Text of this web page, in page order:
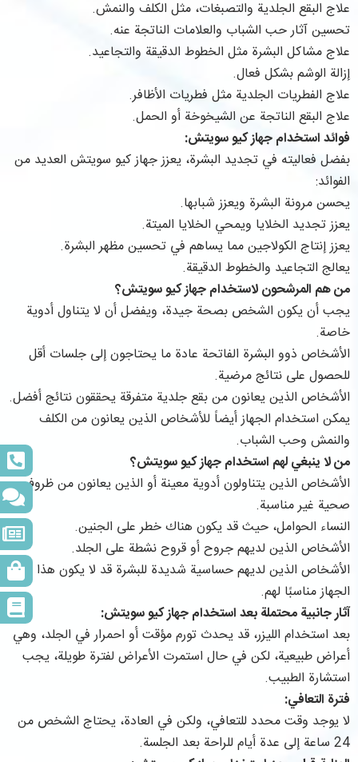
علاج البقع الجلدية والتصبغات، مثل الكلف والنمش.
تحسين آثار حب الشباب والعلامات الناتجة عنه.
علاج مشاكل البشرة مثل الخطوط الدقيقة والتجاعيد.
إزالة الوشم بشكل فعال.
علاج الفطريات الجلدية مثل فطريات الأظافر.
علاج البقع الناتجة عن الشيخوخة أو الحمل.
فوائد استخدام جهاز كيو سويتش:
بفضل فعاليته في تجديد البشرة، يعزز جهاز كيو سويتش العديد من
الفوائد:
يحسن مرونة البشرة ويعزز شبابها.
يعزز تجديد الخلايا ويمحي الخلايا الميتة.
يعزز إنتاج الكولاجين مما يساهم في تحسين مظهر البشرة.
يعالج التجاعيد والخطوط الدقيقة.
من هم المرشحون لاستخدام جهاز كيو سويتش؟
يجب أن يكون الشخص بصحة جيدة، ويفضل أن لا يتناول أدوية
خاصة.
الأشخاص ذوو البشرة الفاتحة عادة ما يحتاجون إلى جلسات أقل
للحصول على نتائج مرضية.
الأشخاص الذين يعانون من بقع جلدية متفرقة يحققون نتائج أفضل.
يمكن استخدام الجهاز أيضاً للأشخاص الذين يعانون من الكلف
والنمش وحب الشباب.
من لا ينبغي لهم استخدام جهاز كيو سويتش؟
الأشخاص الذين يتناولون أدوية معينة أو الذين يعانون من ظروف
صحية غير مناسبة.
النساء الحوامل، حيث قد يكون هناك خطر على الجنين.
الأشخاص الذين لديهم جروح أو قروح نشطة على الجلد.
الأشخاص الذين لديهم حساسية شديدة للبشرة قد لا يكون هذا
الجهاز مناسبًا لهم.
آثار جانبية محتملة بعد استخدام جهاز كيو سويتش:
بعد استخدام الليزر، قد يحدث تورم مؤقت أو احمرار في الجلد، وهي
أعراض طبيعية، لكن في حال استمرت الأعراض لفترة طويلة، يجب
استشارة الطبيب.
فترة التعافي:
لا يوجد وقت محدد للتعافي، ولكن في العادة، يحتاج الشخص من
24 ساعة إلى عدة أيام للراحة بعد الجلسة.